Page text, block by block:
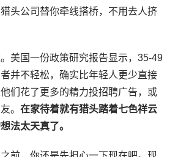
头公司替你牵线搭桥，不用去人挤
美国一份政策研究报告显示，35-49
并不轻松，确实比年轻人更少直接
们花了更多的精力投招聘广告，或
。在家待着就有猎头踏着七色祥云
法太天真了。